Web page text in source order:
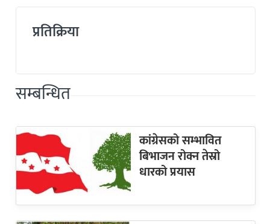
प्रतिक्रिया
सम्बन्धित
कांग्रेसको सम्भावित
बिभाजन रोक्न तेस्रो
धारको प्रयास